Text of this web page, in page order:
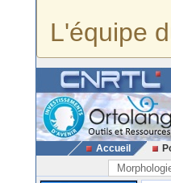
L'équipe
Accueil